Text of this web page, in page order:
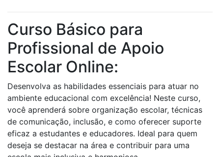
Curso Básico para
Profissional de Apoio
Escolar Online:
Desenvolva as habilidades essenciais para atuar no
ambiente educacional com excelência! Neste curso,
você aprenderá sobre organização escolar, técnicas
de comunicação, inclusão, e como oferecer suporte
eficaz a estudantes e educadores. Ideal para quem
deseja se destacar na área e contribuir para uma